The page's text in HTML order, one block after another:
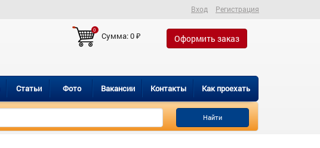
Вход Регистрация
0
Сумма:0₽ Оформить заказ
Статьи Фото Вакансии Контакты Как проехать
Найти